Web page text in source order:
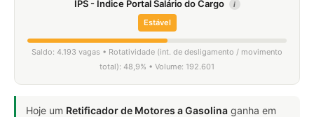
IPS - Índice Portal Salário do Cargo i
Estável
Saldo: 4.193 vagas • Rotatividade (int. de desligamento / movimento
total): 48,9% • Volume: 192.601
Hoje um Retificador de Motores a Gasolina ganha em